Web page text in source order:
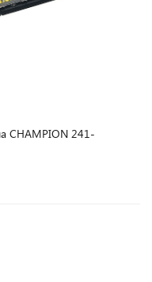
CHAMPION 241-